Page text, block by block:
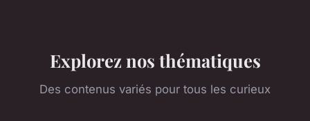
Explorez nos thématiques
Des contenus variés pour tous les curieux